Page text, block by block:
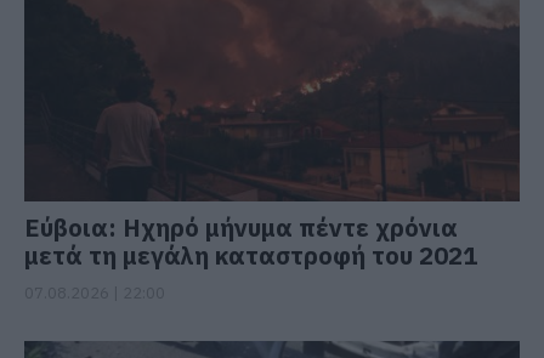
Εύβοια: Ηχηρό μήνυμα πέντε χρόνια
μετά τη μεγάλη καταστροφή του 2021